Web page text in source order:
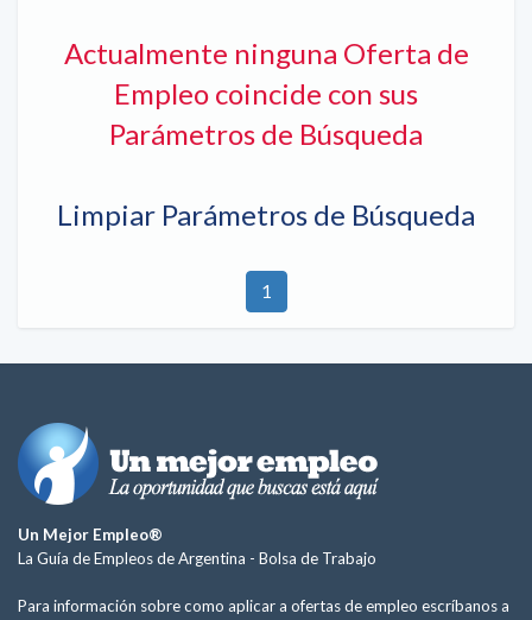
Actualmente ninguna Oferta de
Empleo coincide con sus
Parámetros de Búsqueda
Limpiar Parámetros de Búsqueda
1
Un Mejor Empleo®
La Guía de Empleos de Argentina - Bolsa de Trabajo
Para información sobre como aplicar a ofertas de empleo escríbanos a